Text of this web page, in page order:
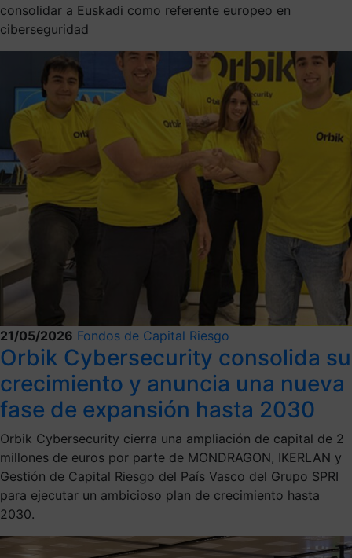
consolidar a Euskadi como referente europeo en
ciberseguridad
21/05/2026 Fondos de Capital Riesgo
Orbik Cybersecurity consolida su
crecimiento y anuncia una nueva
fase de expansión hasta 2030
Orbik Cybersecurity cierra una ampliación de capital de 2
millones de euros por parte de MONDRAGON, IKERLAN y
Gestión de Capital Riesgo del País Vasco del Grupo SPRI
para ejecutar un ambicioso plan de crecimiento hasta
2030.